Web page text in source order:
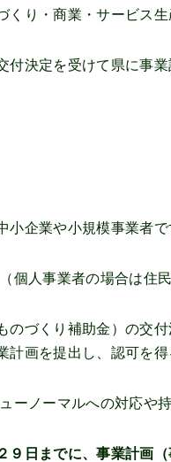
くり・商業・サービス
決定を受けて県に事
企業や小規模事業者で
個人事業者の場合は住
のづくり補助金）の交
計画を提出し、認可を得
ーノーマルへの対応や
日までに、事業計画